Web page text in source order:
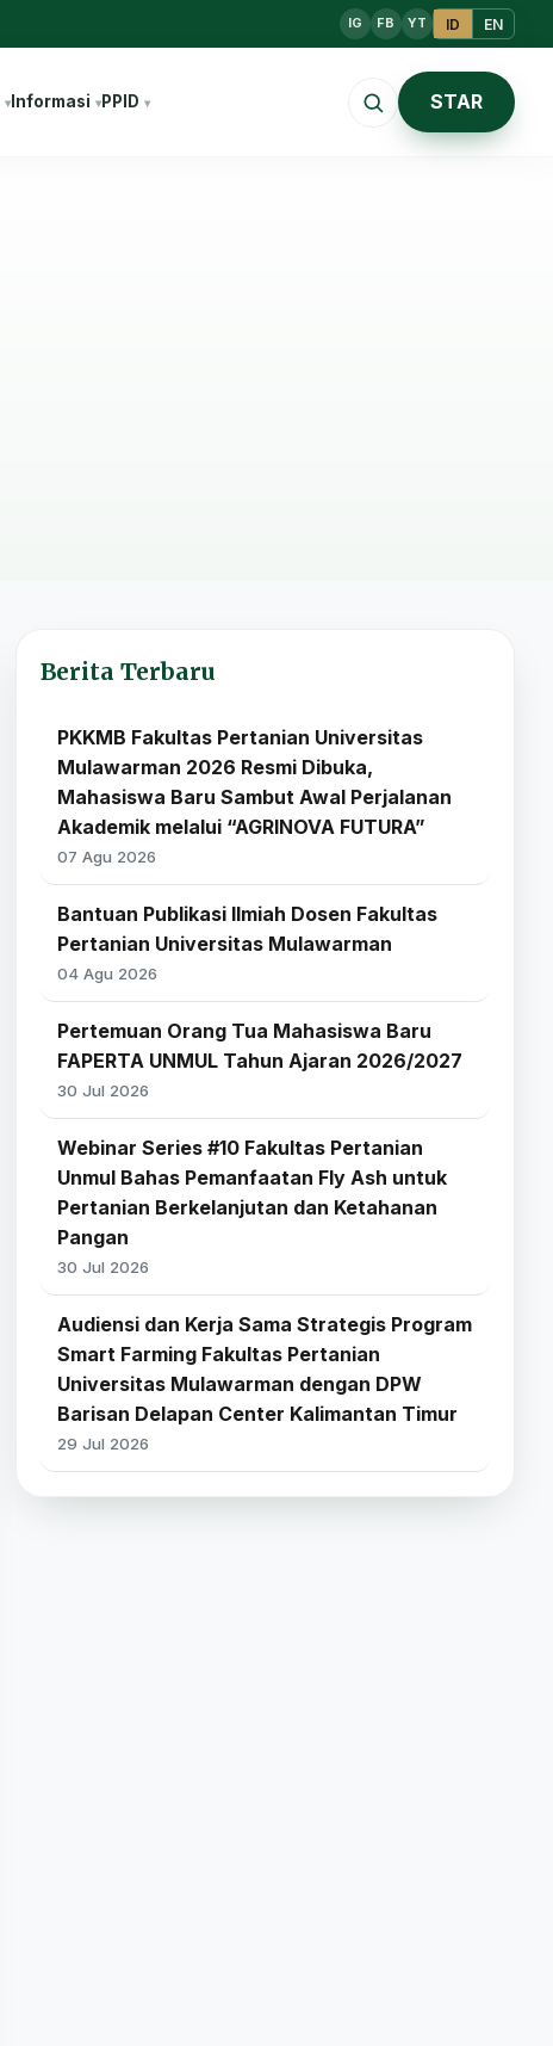
IG FB YT ID EN
Informasi PPID STAR
Berita Terbaru
PKKMB Fakultas Pertanian Universitas
Mulawarman 2026 Resmi Dibuka,
Mahasiswa Baru Sambut Awal Perjalanan
Akademik melalui “AGRINOVA FUTURA”
07 Agu 2026
Bantuan Publikasi Ilmiah Dosen Fakultas
Pertanian Universitas Mulawarman
04 Agu 2026
Pertemuan Orang Tua Mahasiswa Baru
FAPERTA UNMUL Tahun Ajaran 2026/2027
30 Jul 2026
Webinar Series #10 Fakultas Pertanian
Unmul Bahas Pemanfaatan Fly Ash untuk
Pertanian Berkelanjutan dan Ketahanan
Pangan
30 Jul 2026
Audiensi dan Kerja Sama Strategis Program
Smart Farming Fakultas Pertanian
Universitas Mulawarman dengan DPW
Barisan Delapan Center Kalimantan Timur
29 Jul 2026